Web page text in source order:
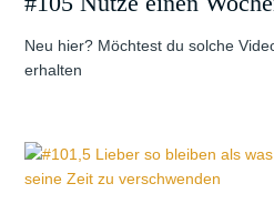
Neu hier? Möchtest du solche
erhalten